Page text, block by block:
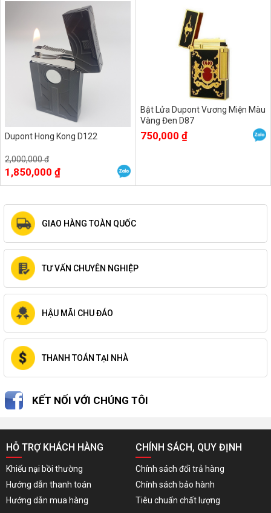
Dupont Hong Kong D122
2,000,000 đ
1,850,000 ₫
Bật Lửa Dupont Vương Miện Màu
Vàng Đen D87
750,000 ₫
GIAO HÀNG TOÀN QUỐC
TƯ VẤN CHUYÊN NGHIỆP
HẬU MÃI CHU ĐÁO
THANH TOÁN TẠI NHÀ
KẾT NỐI VỚI CHÚNG TÔI
HỖ TRỢ KHÁCH HÀNG
Khiếu nại bồi thường
Hướng dẫn thanh toán
Hướng dẫn mua hàng
CHÍNH SÁCH, QUY ĐỊNH
Chính sách đổi trả hàng
Chính sách bảo hành
Tiêu chuẩn chất lượng